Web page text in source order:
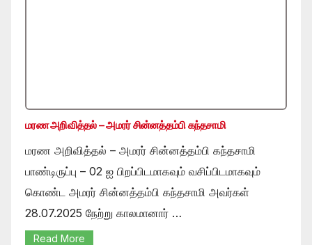
மரண அறிவித்தல் – அமரர் சின்னத்தம்பி கந்தசாமி
மரண அறிவித்தல் – அமரர் சின்னத்தம்பி கந்தசாமி
பாண்டிருப்பு – 02 ஐ பிறப்பிடமாகவும் வசிப்பிடமாகவும்
கொண்ட அமரர் சின்னத்தம்பி கந்தசாமி அவர்கள்
28.07.2025 நேற்று காலமானார் …
Read More